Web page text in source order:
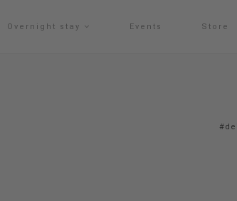
Overnight stay Events Store